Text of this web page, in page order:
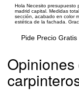
Hola Necesito presupuesto
madrid capital. Medidas
sección, acabado en color
estética de la fachada.
Pide Precio Gratis